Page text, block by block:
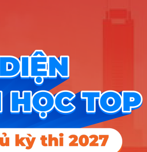
X26; X27; X28
C00; D01; A07; C03; C04
C00; D01; A07; C04; C03
A00; B00; D01; C02
Tổ hợp
Điểm Chuẩn
2025 2024 2023